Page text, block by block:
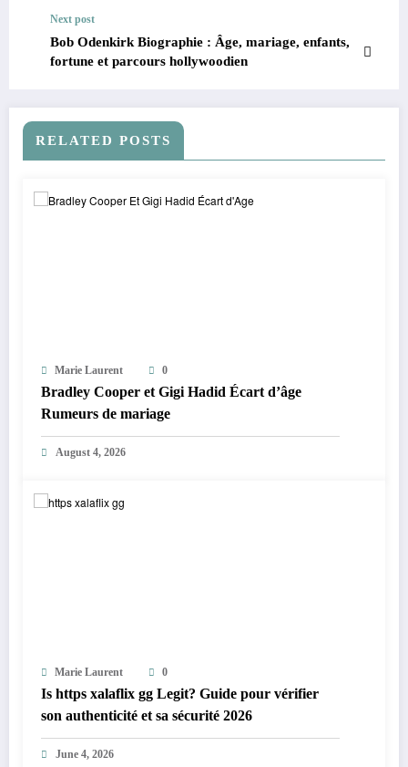
Next post
Bob Odenkirk Biographie : Âge, mariage, enfants,
fortune et parcours hollywoodien
RELATED POSTS
Marie Laurent 0
Bradley Cooper et Gigi Hadid Écart d’âge
Rumeurs de mariage
August 4, 2026
Marie Laurent 0
Is https xalaflix gg Legit? Guide pour vérifier
son authenticité et sa sécurité 2026
June 4, 2026